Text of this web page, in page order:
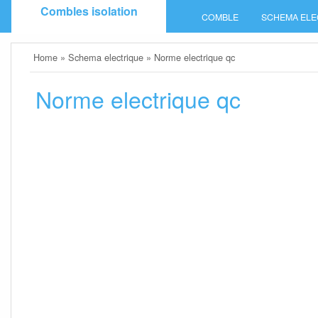
Combles isolation COMBLE SCHEMA
Home »Schema electrique » Norme electrique qc
Norme electrique qc